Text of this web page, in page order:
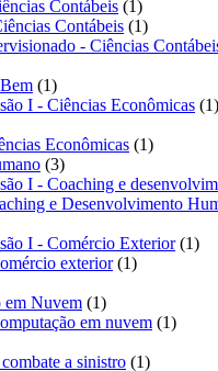
Contábeis 11
produto
Contábeis 11
produto
- Ciências
11
produto
I - Ciências Econômicas 11
Econômicas 11
33
produtos
I - Coaching e
e Desenvolvimento
I - Comércio Exterior 11
exterior 11
em Nuvem 11
produto
em nuvem 11
a sinistro 11